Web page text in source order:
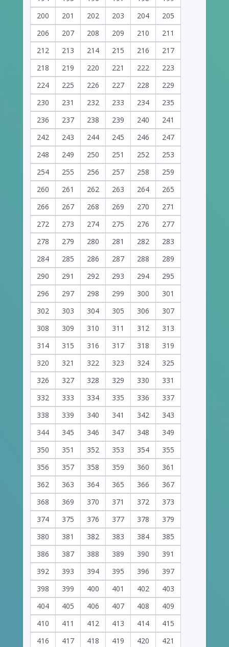
200
201 202 203 204
205
206
207 208 209 210
211
212
213 214 215 216
217
218
219 220 221 222
223
224
225 226 227 228
229
230
231 232 233 234
235
236
237 238 239 240
241
242
243 244 245 246
247
248
249 250 251 252
253
254
255 256 257 258
259
260
261 262 263 264
265
266
267 268 269 270
271
272
273 274 275 276
277
278
279 280 281 282
283
284
285 286 287 288
289
290
291 292 293 294
295
296
297 298 299 300
301
302
303 304 305 306
307
308
309 310 311 312
313
314
315 316 317 318
319
320
321 322 323 324
325
326
327 328 329 330
331
332
333 334 335 336
337
338
339 340 341 342
343
344
345 346 347 348
349
350
351 352 353 354
355
356
357 358 359 360
361
362
363 364 365 366
367
368
369 370 371 372
373
374
375 376 377 378
379
380
381 382 383 384
385
386
387 388 389 390
391
392
393 394 395 396
397
398
399 400 401 402
403
404
405 406 407 408
409
410
411 412 413 414
415
416
417 418 419 420 421